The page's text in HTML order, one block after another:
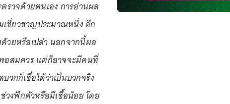
รวจด้วยตนเอง การอ่านผล
เชี่ยวชาญประมาณหนึ่ง อีก
วยหรือเปล่า นอกจากนี้ผล
อสมควร แต่ก็อาจจะมีคนที่
วกก็เชื่อได้ว่าเป็นบวกจริง
งฟักตัวหรือมีเชื้อน้อย โดย